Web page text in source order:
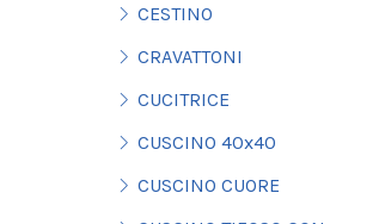
CESTINO
CRAVATTONI
CUCITRICE
CUSCINO 40x40
CUSCINO CUORE